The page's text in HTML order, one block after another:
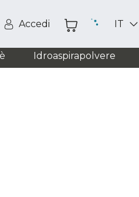
Accedi IT
Idroaspirapolvere